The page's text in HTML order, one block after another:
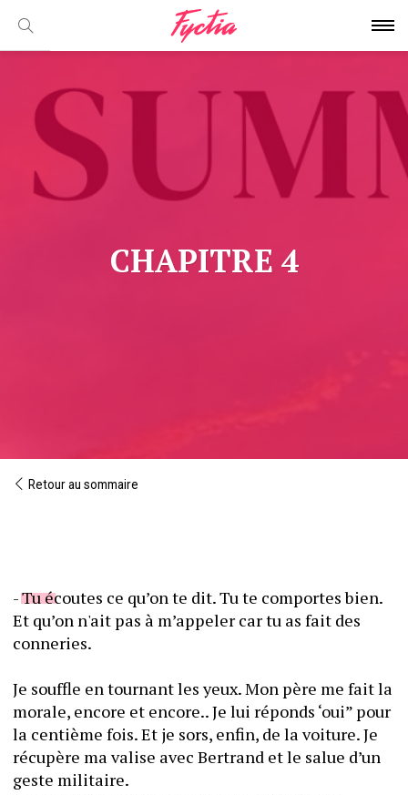
CHAPITRE 4
Retour au sommaire
- Tu écoutes ce qu’on te dit. Tu te comportes bien.
Et qu’on n'ait pas à m’appeler car tu as fait des
conneries.
Je souffle en tournant les yeux. Mon père me fait la
morale, encore et encore.. Je lui réponds ‘oui” pour
la centième fois. Et je sors, enfin, de la voiture. Je
récupère ma valise avec Bertrand et le salue d’un
geste militaire.